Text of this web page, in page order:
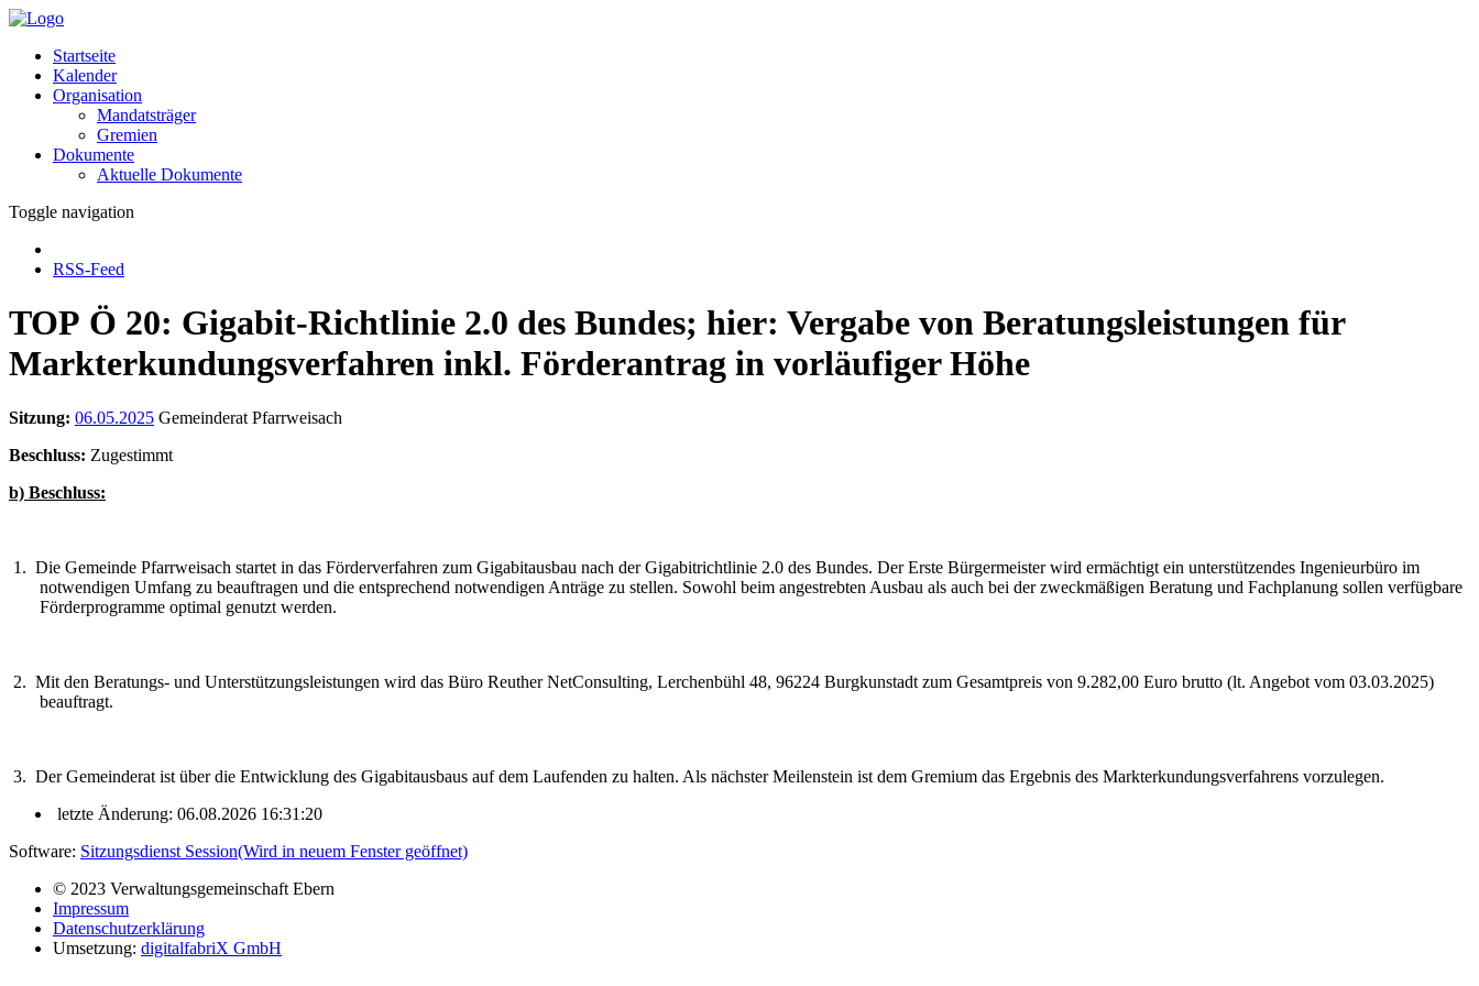
Startseite
Kalender
Organisation
Mandatsträger
Gremien
Dokumente
Aktuelle Dokumente
Toggle navigation
RSS-Feed
TOP Ö 20: Gigabit-Richtlinie 2.0 des Bundes; hier: Vergabe von Beratungsleistungen für
Markterkundungsverfahren inkl. Förderantrag in vorläufiger Höhe
Sitzung: 06.05.2025 Gemeinderat Pfarrweisach
Beschluss: Zugestimmt
b) Beschluss:
1. Die Gemeinde Pfarrweisach startet in das Förderverfahren zum Gigabitausbau nach der Gigabitrichtlinie 2.0 des Bundes. Der Erste Bürgermeister wird ermächtigt ein unterstützendes Ingenieurbüro im
notwendigen Umfang zu beauftragen und die entsprechend notwendigen Anträge zu stellen. Sowohl beim angestrebten Ausbau als auch bei der zweckmäßigen Beratung und Fachplanung sollen verfügbare
Förderprogramme optimal genutzt werden.
2. Mit den Beratungs- und Unterstützungsleistungen wird das Büro Reuther NetConsulting, Lerchenbühl 48, 96224 Burgkunstadt zum Gesamtpreis von 9.282,00 Euro brutto (lt. Angebot vom 03.03.2025)
beauftragt.
3. Der Gemeinderat ist über die Entwicklung des Gigabitausbaus auf dem Laufenden zu halten. Als nächster Meilenstein ist dem Gremium das Ergebnis des Markterkundungsverfahrens vorzulegen.
letzte Änderung: 06.08.2026 16:31:20
Software: Sitzungsdienst Session(Wird in neuem Fenster geöffnet)
© 2023 Verwaltungsgemeinschaft Ebern
Impressum
Datenschutzerklärung
Umsetzung: digitalfabriX GmbH